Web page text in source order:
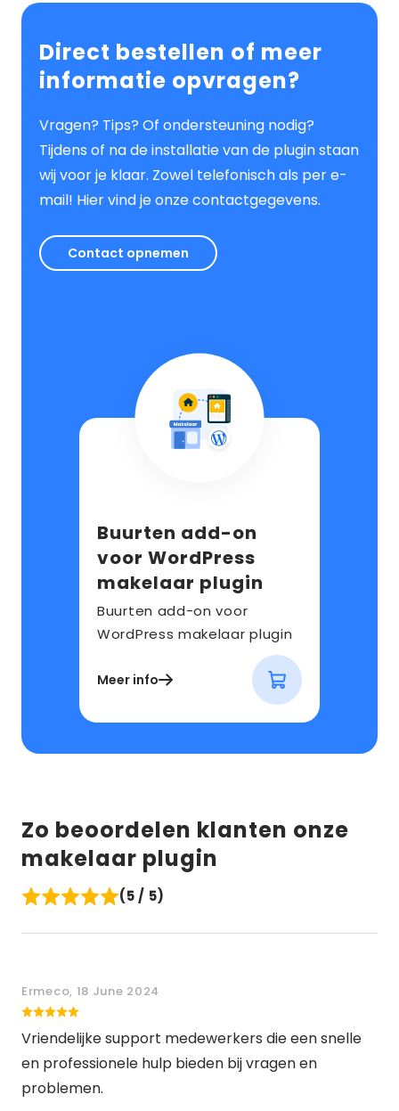
Direct bestellen of meer
informatie opvragen?
Vragen? Tips? Of ondersteuning nodig?
Tijdens of na de installatie van de plugin staan
wij voor je klaar. Zowel telefonisch als per e-
mail! Hier vind je onze contactgegevens.
Contact opnemen
Buurten add-on
voor WordPress
makelaar plugin
Buurten add-on voor
WordPress makelaar plugin
Meer info
Zo beoordelen klanten onze
makelaar plugin
(5 / 5)
Ermeco, 18 June 2024
Vriendelijke support medewerkers die een snelle
en professionele hulp bieden bij vragen en
problemen.